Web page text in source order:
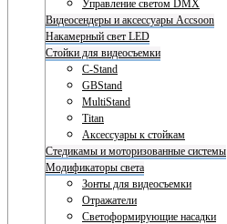
Управление светом DMX
Видеосендеры и аксессуары Accsoon
Накамерный свет LED
Стойки для видеосъемки
C-Stand
GBStand
MultiStand
Titan
Аксессуары к стойкам
Стедикамы и моторизованные системы
Модификаторы света
Зонты для видеосъемки
Отражатели
Светоформирующие насадки